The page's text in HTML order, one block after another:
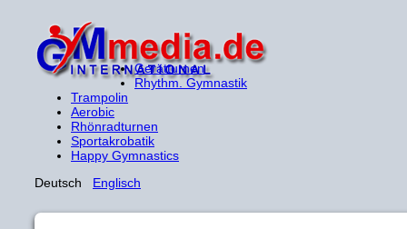
Gerätturnen
Rhythm. Gymnastik
Trampolin
Aerobic
Rhönradturnen
Sportakrobatik
Happy Gymnastics
Deutsch Englisch